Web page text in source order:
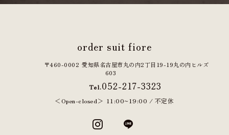
order suit fiore
〒460-0002 愛知県名古屋市丸の内2丁目19-19丸の内ヒルズ
603
Tel.052-217-3323
Open-closed 11:00~19:00 / 不定休